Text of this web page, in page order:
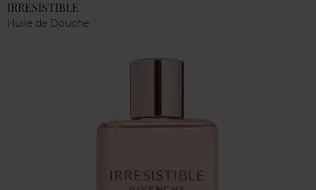
IRRESISTIBLE
Huile de Douche